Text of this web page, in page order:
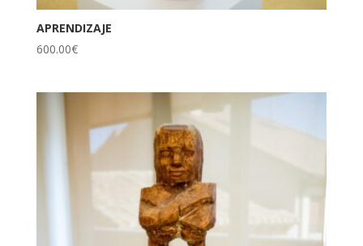
APRENDIZAJE
600.00€